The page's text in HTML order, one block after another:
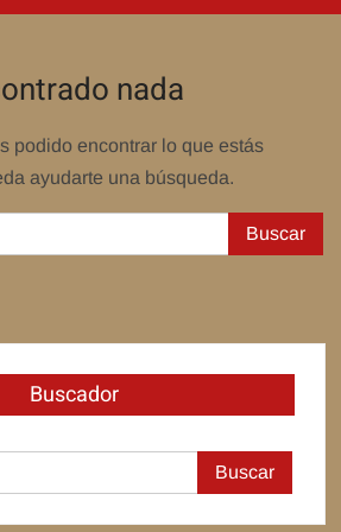
nada
podido encontrar lo que estás
ayudarte una búsqueda.
Buscar:
Buscador
Buscar: